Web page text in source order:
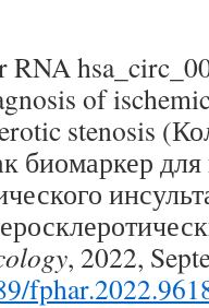
RNA
of
stenosis
биомаркер
, 2022,